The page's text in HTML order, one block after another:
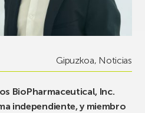
Gipuzkoa, Noticias
BioPharmaceutical, Inc.
independiente, y miembro